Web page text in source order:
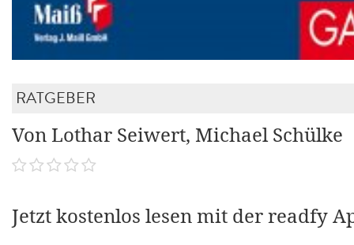
RATGEBER
Von Lothar Seiwert, Michael Schülke
Jetzt kostenlos lesen mit der readfy